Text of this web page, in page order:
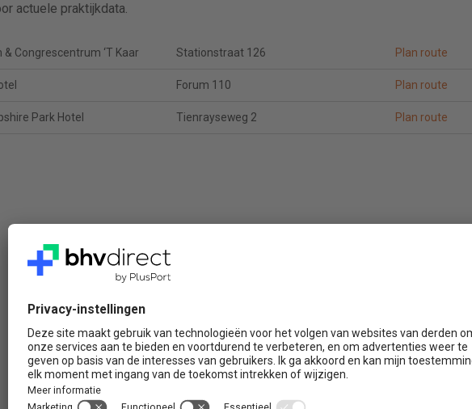
actuele praktijkdata.
& Congrescentrum ‘T Kaar Stationstraat 126 Plan route
Forum 110 Plan route
Park Hotel Tienrayseweg 2 Plan route